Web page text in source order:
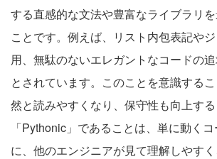
する直感的な文法や豊富なライブラリ
ことです。例えば、リスト内包表記や
用、無駄のないエレガントなコードの追
とされています。このことを意識する
然と読みやすくなり、保守性も向上する
「Pythonic」であることは、単に動く
に、他のエンジニアが見て理解しやす